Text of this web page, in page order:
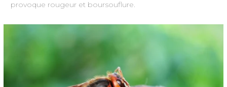
provoque rougeur et boursouflure.